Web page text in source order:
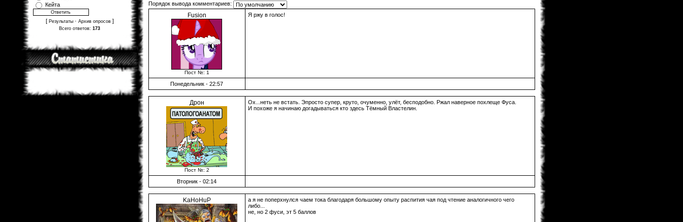
Кейта
[ Результаты· Архив опросов]
Всего ответов: 173
Порядок вывода комментариев:
Fusion
Пост №: 1
Я ржу в голос!
Понедельник - 22:57
Дрон
Пост №: 2
Ох...неть не встать. Эпросто супер, круто, очуменно, улёт, бесподобно. Ржал наверное похлеще Фуса.
И похоже я начинаю догадываться кто здесь Тёмный Властелин.
Вторник - 02:14
KaHoHuP
а я не поперхнулся чаем тока благодаря большому опыту распития чая под чтение аналогичного чего
либо...
не, но 2 фуси, эт 5 баллов